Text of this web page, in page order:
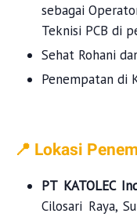
sebagai
Teknisi PCB di
Sehat Rohani
Penempatan di
📍 Lokasi
PT KATOLEC
Cilosari Raya,